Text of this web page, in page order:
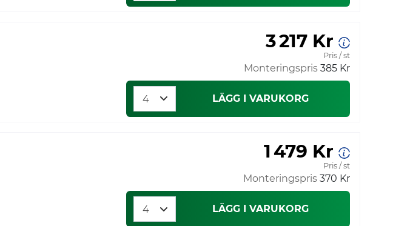
3 217 Kr
Pris / st
Monteringspris 385 Kr
LÄGG I VARUKORG
1 479 Kr
Pris / st
Monteringspris 370 Kr
LÄGG I VARUKORG